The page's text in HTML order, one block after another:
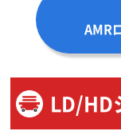
AMR
LD/HD